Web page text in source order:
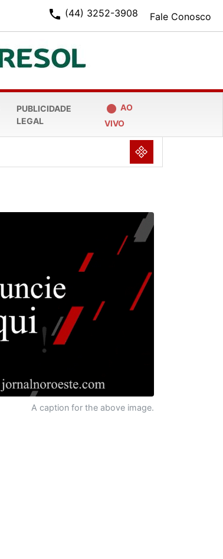
Fale Conosco
phone (44) 3252-3908
PUBLICIDADE
LEGAL
fiber_manual_record AO
VIVO
NULL
A caption for the above image.